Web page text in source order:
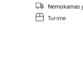
Turime
Nemokamas